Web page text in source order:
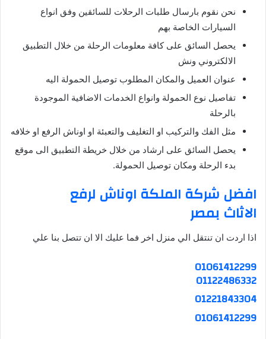
نحن نقوم بارسال طلبات الرحلات للسائقين وفق انواع
السيارات الخاصة بهم
يحصل السائق على كافة معلومات الرحلة من خلال التطبيق
الالكتروني ونش
عنوان العميل والمكان المطلوب توصيل الحمولة اليه
تفاصيل نوع الحمولة وانواع الخدمات الاضافية الموجودة
بالرحلة
مثل الفك والتركيب او التغليف والتعبئة او اوناش الرفع او خلافه
يحصل السائق على ارشاد من خلال خريطة التطبيق الى موقع
بدء الرحلة ومكان توصيل الحمولة.
افضل شركة الملكة اوناش لرفع
الاثاث بمصر
اذا اردت ان تنتقل الي منزل اخر فما عليك الا ان تتصل بنا علي
01061412299
01122486332
01221843304
01061412299